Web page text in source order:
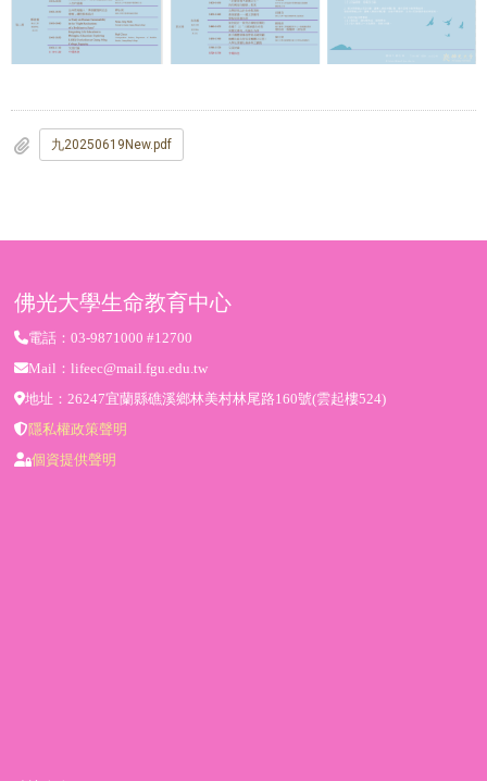
九20250619New.pdf
佛光大學生命教育中心
電話：03-9871000 #12700
Mail：lifeec@mail.fgu.edu.tw
地址：26247宜蘭縣礁溪鄉林美村林尾路160號(雲起樓524)
隱私權政策聲明
個資提供聲明